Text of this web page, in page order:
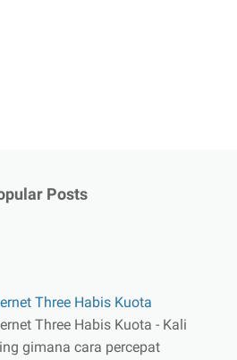
Posts
Three Habis Kuota
Three Habis Kuota - Kali
gimana cara percepat